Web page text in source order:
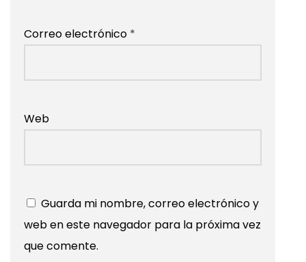
Correo electrónico *
Web
Guarda mi nombre, correo electrónico y
web en este navegador para la próxima vez
que comente.